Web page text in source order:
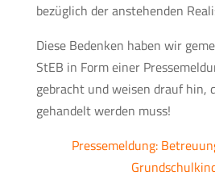
bezüglich der anstehenden
Diese Bedenken haben wir
StEB in Form einer
gebracht und weisen drauf hin,
gehandelt werden muss!
Pressemeldung: